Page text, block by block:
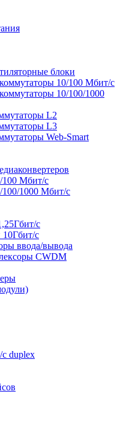
блоки
10/100 Мбит/с
10/100/1000
L2
L3
Web-Smart
100 Мбит/с
1000 Мбит/c
с
с
ввода/вывода
CWDM
duplex